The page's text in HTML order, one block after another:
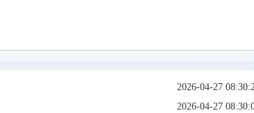
2026-04-27
2026-04-27